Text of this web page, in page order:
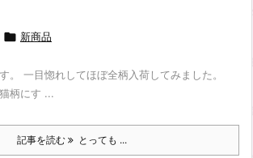
 新商品
。 一目惚れしてほぼ全柄入荷してみました。
柄にす ...
記事を読む とっても ...